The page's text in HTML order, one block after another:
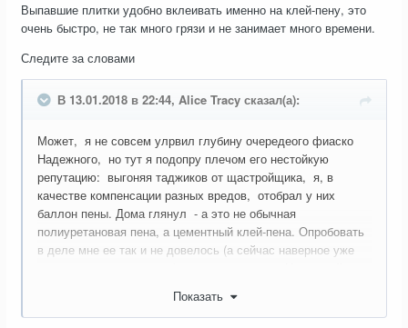
Выпавшие плитки удобно вклеивать именно на клей-пену, это
очень быстро, не так много грязи и не занимает много времени.
Следите за словами
В 13.01.2018 в 22:44, Alice Tracy сказал(а):
Может, я не совсем улрвил глубину очередеого фиаско
Надежного, но тут я подопру плечом его нестойкую
репутацию: выгоняя таджиков от щастройщика, я, в
качестве компенсации разных вредов, отобрал у них
баллон пены. Дома глянул - а это не обычная
полиуретановая пена, а цементный клей-пена. Опробовать
в деле мне ее так и не довелось (а сейчас наверное уже
ссарказмировал вхоломтуюПоказать